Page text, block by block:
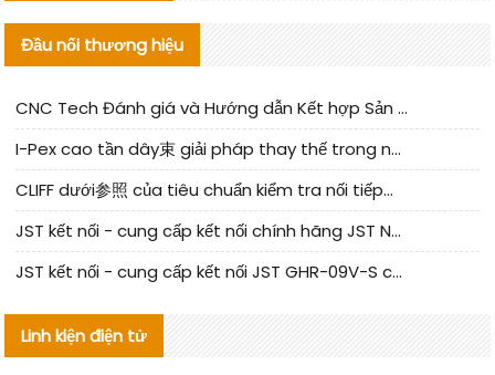
Đầu nối thương hiệu
CNC Tech Đánh giá và Hướng dẫn Kết hợp Sản xuất Linh kiện Cable Nội địa
I-Pex cao tần dây束 giải pháp thay thế trong nước phân tích
CLIFF dưới参照 của tiêu chuẩn kiểm tra nối tiếp器 trong nước được cập nhật
JST kết nối - cung cấp kết nối chính hãng JST NSHR-02V-S | sản phẩm thay thế
JST kết nối - cung cấp kết nối JST GHR-09V-S chính hãng | hàng thay thế
Linh kiện điện tử